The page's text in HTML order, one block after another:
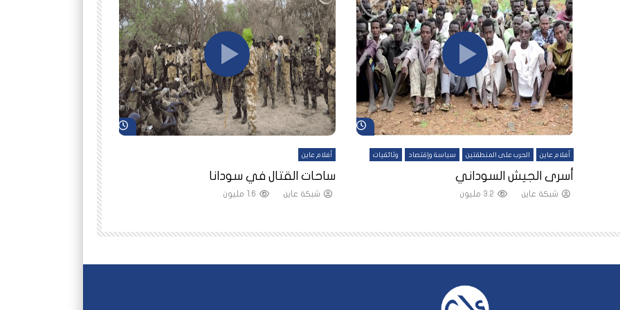
شاهد لاحقاً شاهد لاحقاً
أفلام عاين الحرب على المنطقتين سياسة وإقتصاد وثائقيات
أسرى الجيش السوداني
شبكة عاين 3.2 مليون
شاهد لاحقاً
أفلام عاين
ساحات القتال في سودانا
شبكة عاين 1.6 مليون
رانيا مأمون: الثمن